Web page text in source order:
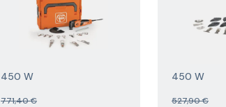
450 W
771,40 €
450 W
527,90 €